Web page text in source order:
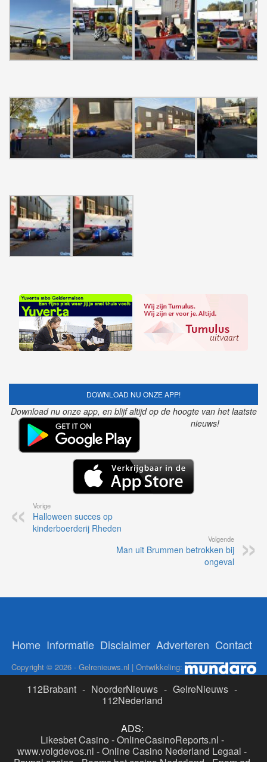
DOWNLOAD NU ONZE APP!
Download nu onze app, en blijf altijd op de hoogte van het laatste
nieuws!
Vorige
Halloween succes op
kinderboerderij Rheden
Volgende
Man uit Brummen betrokken bij
ongeval
Home Informatie Disclaimer Adverteren Contact
Copyright © 2026 - Gelrenieuws.nl | Ontwikkeling:
112Brabant - NoorderNieuws - GelreNieuws -
112Nederland
ADS:
Likesbet Casino -OnlineCasinoReports.nl -
www.volgdevos.nl -Online Casino Nederland Legaal -